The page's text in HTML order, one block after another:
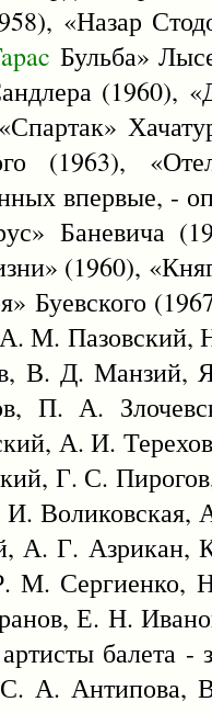
«Назар
Бульба»
(1960),
(1963),
впервые, -
Баневича
(1960),
Буевского
М. Пазовский,
В. Д. Манзий,
П. А.
А. И.
Г. С.
Воликовская,
А. Г. Азрикан,
М. Сергиенко,
Е. Н.
балета -
А. Антипова,